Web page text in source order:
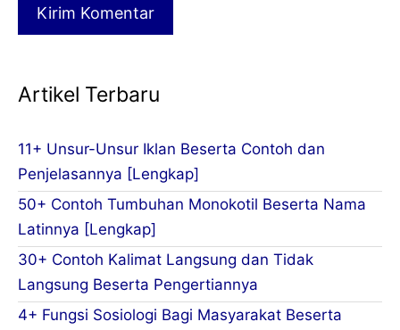
Artikel Terbaru
11+ Unsur-Unsur Iklan Beserta Contoh dan
Penjelasannya [Lengkap]
50+ Contoh Tumbuhan Monokotil Beserta Nama
Latinnya [Lengkap]
30+ Contoh Kalimat Langsung dan Tidak
Langsung Beserta Pengertiannya
4+ Fungsi Sosiologi Bagi Masyarakat Beserta